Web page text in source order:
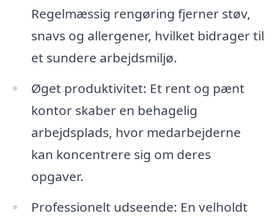
Regelmæssig rengøring fjerner støv,
snavs og allergener, hvilket bidrager til
et sundere arbejdsmiljø.
Øget produktivitet: Et rent og pænt
kontor skaber en behagelig
arbejdsplads, hvor medarbejderne
kan koncentrere sig om deres
opgaver.
Professionelt udseende: En velholdt